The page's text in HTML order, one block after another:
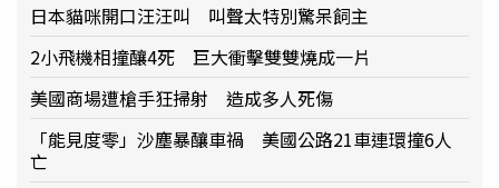
日本貓咪開口汪汪叫 叫聲太特別驚呆飼主
2小飛機相撞釀4死 巨大衝擊雙雙燒成一片
美國商場遭槍手狂掃射 造成多人死傷
「能見度零」沙塵暴釀車禍 美國公路21車連環撞6人
亡